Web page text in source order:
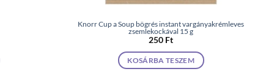
Knorr Cup a Soup bögrés instant vargányakrémleves
zsemlekockával 15 g
250 Ft
KOSÁRBA TESZEM